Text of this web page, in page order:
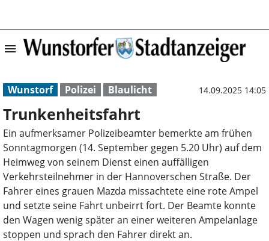
menu
Wunstorf Polizei Blaulicht 14.09.2025 14:05
Trunkenheitsfahrt
Ein aufmerksamer Polizeibeamter bemerkte am frühen
Sonntagmorgen (14. September gegen 5.20 Uhr) auf dem
Heimweg von seinem Dienst einen auffälligen
Verkehrsteilnehmer in der Hannoverschen Straße. Der
Fahrer eines grauen Mazda missachtete eine rote Ampel
und setzte seine Fahrt unbeirrt fort. Der Beamte konnte
den Wagen wenig später an einer weiteren Ampelanlage
stoppen und sprach den Fahrer direkt an.